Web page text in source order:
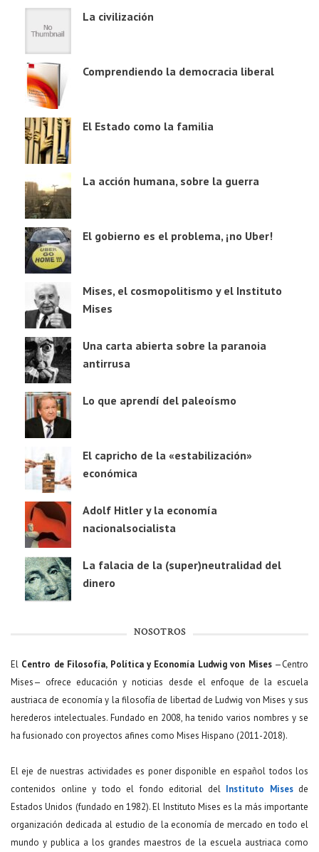
La civilización
Comprendiendo la democracia liberal
El Estado como la familia
La acción humana, sobre la guerra
El gobierno es el problema, ¡no Uber!
Mises, el cosmopolitismo y el Instituto
Mises
Una carta abierta sobre la paranoia
antirrusa
Lo que aprendí del paleoísmo
El capricho de la «estabilización»
económica
Adolf Hitler y la economía
nacionalsocialista
La falacia de la (super)neutralidad del
dinero
NOSOTROS
El Centro de Filosofía, Política y Economía Ludwig von Mises—Centro
Mises— ofrece educación y noticias desde el enfoque de la escuela
austriaca de economía y la filosofía de libertad de Ludwig von Mises y sus
herederos intelectuales. Fundado en 2008, ha tenido varios nombres y se
ha fusionado con proyectos afines como Mises Hispano (2011-2018).
El eje de nuestras actividades es poner disponible en español todos los
contenidos online y todo el fondo editorial del Instituto Misesde
Estados Unidos (fundado en 1982). El Instituto Mises es la más importante
organización dedicada al estudio de la economía de mercado en todo el
mundo y publica a los grandes maestros de la escuela austriaca como